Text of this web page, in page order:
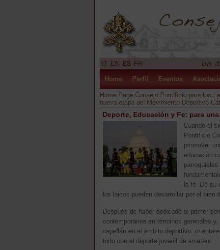
IT EN ES FR
Home Perfil Eventos
Home Page Consejo Pontificio para los
nueva etapa del Movimiento Deportivo
Deporte, Educación y Fe: para
Cuando el
Pontificio
promover
educación
la fe. De su
los laicos pueden desarrollar por el bien
Después de haber dedicado el primer
contemporánea en términos generales
capellán en el ámbito deportivo,
todo con el deporte juvenil de amateur.